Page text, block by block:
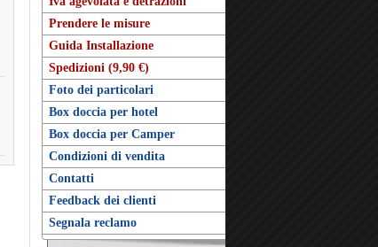
Prendere le misure
Guida Installazione
Spedizioni (9,90 €)
Foto dei particolari
Box doccia per hotel
Box doccia per Camper
Condizioni di vendita
Contatti
Feedback dei clienti
Segnala reclamo